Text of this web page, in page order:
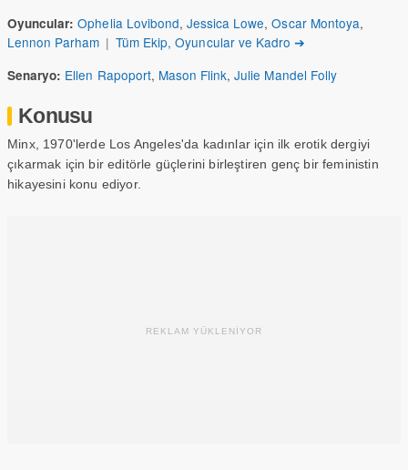
Oyuncular: Ophelia Lovibond, Jessica Lowe,Oscar Montoya,
Lennon Parham | Tüm Ekip, Oyuncular ve Kadro ➔
Senaryo: Ellen Rapoport, Mason Flink,Julie Mandel Folly
Konusu
Minx, 1970'lerde Los Angeles'da kadınlar için ilk erotik dergiyi
çıkarmak için bir editörle güçlerini birleştiren genç bir feministin
hikayesini konu ediyor.
REKLAM YÜKLENİYOR